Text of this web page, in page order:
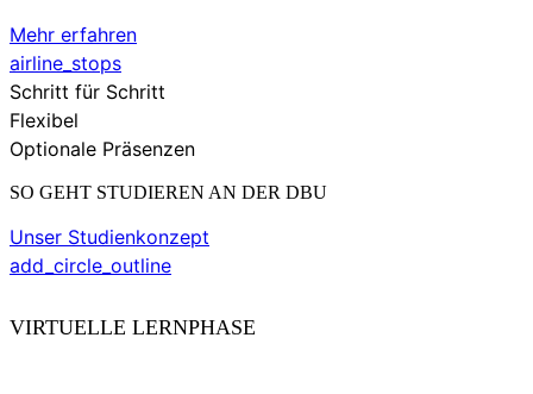
Mehr erfahren
airline_stops
Schritt für Schritt
Flexibel
Optionale Präsenzen
SO GEHT STUDIEREN AN DER DBU
Unser Studienkonzept
add_circle_outline
VIRTUELLE LERNPHASE